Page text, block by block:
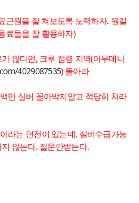
원을 잘 쳐보도록 노력하자. 원킬
료들을 잘 활용하자)
많다면, 크루 점령 지역(아무데나
4029087535) 돌아라
만 실버 꼴아박지말고 적당히 쳐라
라는 던전이 있는데, 실버수급가능
않는다. 질문안받는다.